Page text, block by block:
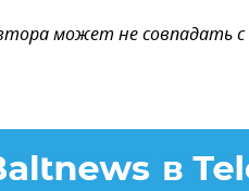
может не совпадать с